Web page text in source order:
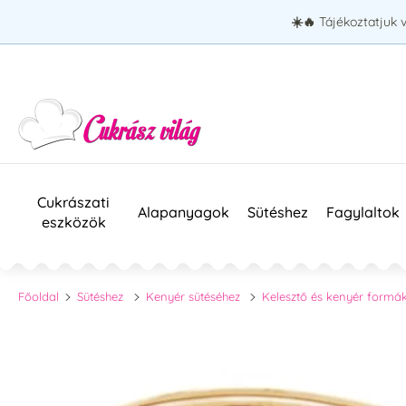
☀️🔥 Tájékoztatjuk
Cukrászati
eszközök
Alapanyagok Sütéshez Fagylaltok
Főoldal Sütéshez Kenyér sütéséhez Kelesztő és kenyér